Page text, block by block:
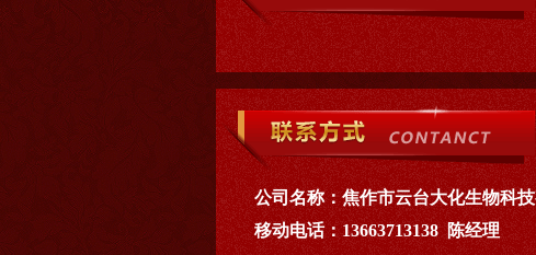
公司名称：焦作市云台大化生物科
移动电话： 13663713138 陈经理